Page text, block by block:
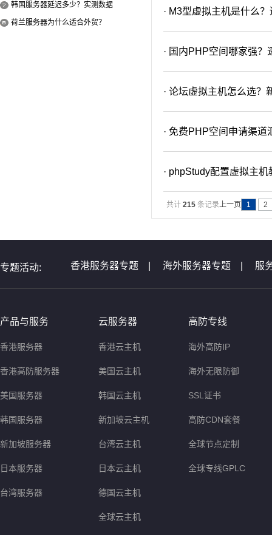
韩国服务器延迟多少？实测数据
荷兰服务器为什么适合外贸？
· M3型虚拟主机是什么
· 国内PHP空间哪家强
· 论坛虚拟主机怎么选？
· 免费PHP空间申请渠
· phpStudy配置虚拟主
共计 215 条记录上一页 1 2
专题活动: 香港服务器专题 海外服务器专题 服
全球服务器介绍专题 | 全球云主机专题 |
产品与服务
香港服务器
香港高防服务器
美国服务器
韩国服务器
新加坡服务器
日本服务器
台湾服务器
云服务器
香港云主机
美国云主机
韩国云主机
新加坡云主机
台湾云主机
日本云主机
德国云主机
全球云主机
高防专线
海外高防IP
海外无限防御
SSL证书
高防CDN套餐
全球节点定制
全球专线GPLC